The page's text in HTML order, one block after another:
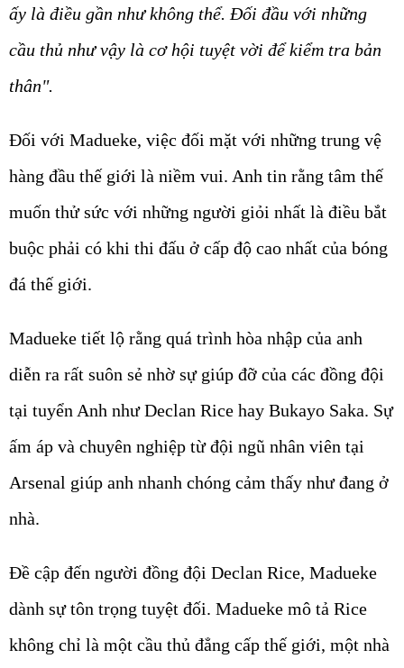
ấy là điều gần như không thể. Đối đầu với những
cầu thủ như vậy là cơ hội tuyệt vời để kiểm tra bản
thân".
Đối với Madueke, việc đối mặt với những trung vệ
hàng đầu thế giới là niềm vui. Anh tin rằng tâm thế
muốn thử sức với những người giỏi nhất là điều bắt
buộc phải có khi thi đấu ở cấp độ cao nhất của bóng
đá thế giới.
Madueke tiết lộ rằng quá trình hòa nhập của anh
diễn ra rất suôn sẻ nhờ sự giúp đỡ của các đồng đội
tại tuyển Anh như Declan Rice hay Bukayo Saka. Sự
ấm áp và chuyên nghiệp từ đội ngũ nhân viên tại
Arsenal giúp anh nhanh chóng cảm thấy như đang ở
nhà.
Đề cập đến người đồng đội Declan Rice, Madueke
dành sự tôn trọng tuyệt đối. Madueke mô tả Rice
không chỉ là một cầu thủ đẳng cấp thế giới, một nhà